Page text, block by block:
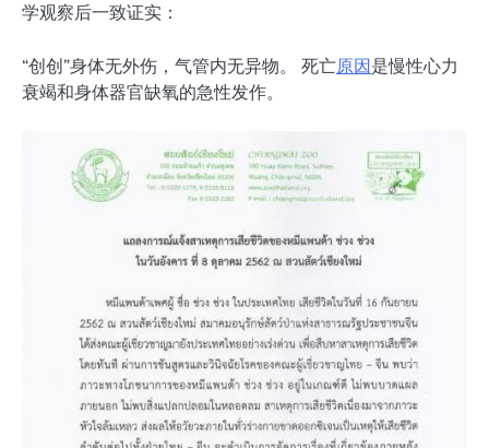
学观察后一致证实：
“创创”身体无外伤，气管内无异物。 死亡原因是慢性心力
衰竭和身体器官缺氧的急性发作。